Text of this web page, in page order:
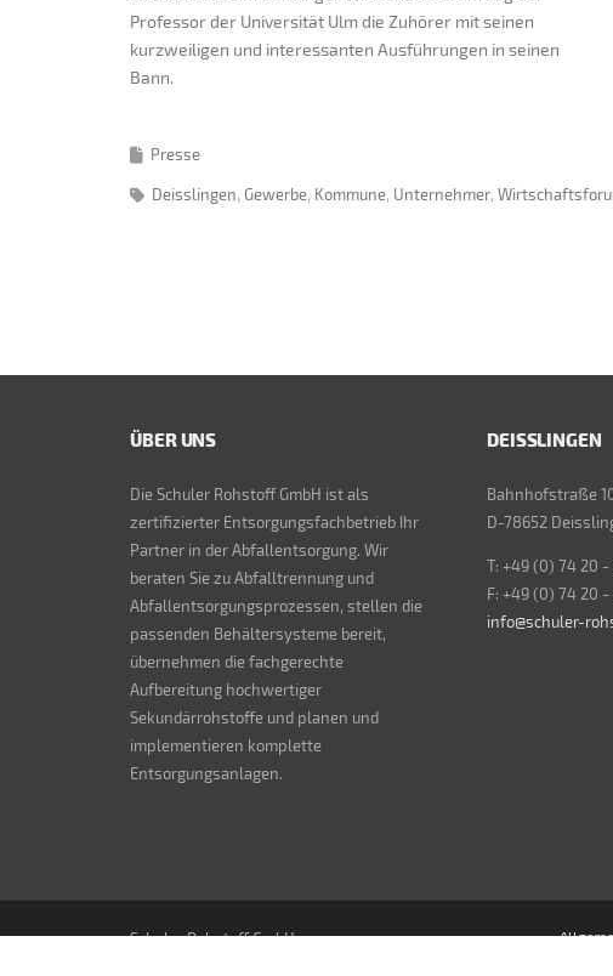
Professor der Universität Ulm die Zuhörer mit seinen
kurzweiligen und interessanten Ausführungen in seinen
Bann.
Presse
Deisslingen Gewerbe Kommune Unternehmer
ÜBER UNS
Die Schuler Rohstoff GmbH ist als
zertifizierter Entsorgungsfachbetrieb Ihr
Partner in der Abfallentsorgung. Wir
beraten Sie zu Abfalltrennung und
Abfallentsorgungsprozessen, stellen die
passenden Behältersysteme bereit,
übernehmen die fachgerechte
Aufbereitung hochwertiger
Sekundärrohstoffe und planen und
implementieren komplette
Entsorgungsanlagen.
DEISSLINGEN
Bahnhofstraße
D-78652
T: +49 (0) 74 20 -
F: +49 (0) 74 20 -
info@schuler-
Schuler Rohstoff GmbH